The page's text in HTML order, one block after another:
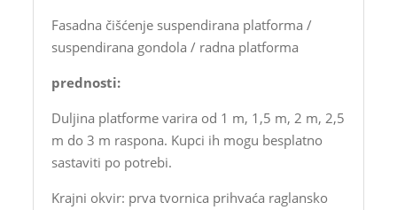
Fasadna čišćenje suspendirana platforma /
suspendirana gondola / radna platforma
prednosti:
Duljina platforme varira od 1 m, 1,5 m, 2 m, 2,5
m do 3 m raspona. Kupci ih mogu besplatno
sastaviti po potrebi.
Krajni okvir: prva tvornica prihvaća raglansko